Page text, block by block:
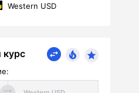
Western USD
курс